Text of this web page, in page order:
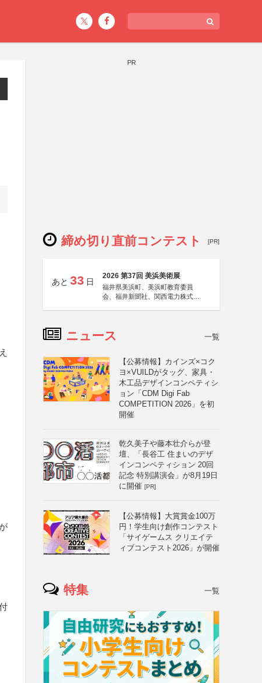
PR
締め切り直前コンテスト [PR]
あと 33 日
2026 第37回 美浜美術展
福井県美浜町、美浜町教育委員
会、福井新聞社、関西電力株式会
ニュース 一覧
【公募情報】カインズ×コク
ヨ×VUILDがタッグ、家具・
木工品デザインコンペティシ
ョン「CDM Digi Fab
COMPETITION 2026」を初
開催
乾久美子や藤本壮介らが登
壇、「長谷工 住まいのデザ
インコンペティション 20回
記念 特別講演会」が8月19日
に開催 [PR]
【公募情報】大賞賞金100万
円！学生向け創作コンテスト
「サイゲームス クリエイテ
ィブコンテスト2026」が開催
特集 一覧